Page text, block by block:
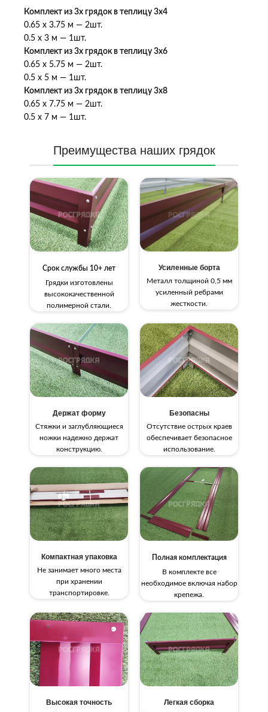
Комплект из 3х грядок в теплицу 3х4
0.65 х 3.75 м — 2шт.
0.5 х 3 м — 1шт.
Комплект из 3х грядок в теплицу 3х6
0.65 х 5.75 м — 2шт.
0.5 х 5 м — 1шт.
Комплект из 3х грядок в теплицу 3х8
0.65 х 7.75 м — 2шт.
0.5 х 7 м — 1шт.
Преимущества наших грядок
Срок службы 10+ лет
Грядки изготовлены
высококачественной
полимерной стали.
Усиленные борта
Металл толщиной 0,5 мм
усиленный ребрами
жесткости.
Держат форму
Стяжки и заглубляющиеся
ножки надежно держат
конструкцию.
Безопасны
Отсутствие острых краев
обеспечивает безопасное
использование.
Компактная упаковка
Не занимает много места
при хранении
транспортировке.
Полная комплектация
В комплекте все
необходимое включая набор
крепежа.
Высокая точность Легкая сборка